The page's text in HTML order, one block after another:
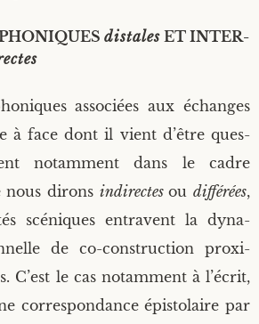
dis­tales ET INTER­
asso­ciées aux échanges
à face dont il vient d’être ques­
notam­ment dans le cadre
nous dirons indi­rectesoudif­fé­rées,
scé­niques entravent la dyna­
de co-construc­tion proxi­
C’est le cas notam­ment à l’écrit,
cor­res­pon­dance épis­to­laire par